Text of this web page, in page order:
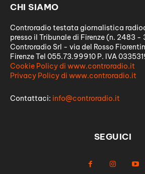
CHI SIAMO
Controradio testata giornalistica
presso il Tribunale di Firenze (n. 2483
Controradio Srl - via del Rosso
Firenze Tel 055.73.99910 P. IVA
Cookie Policy di www.controradio.it
Privacy Policy di www.controradio.it
Contattaci: info@controradio.it
SEGUICI